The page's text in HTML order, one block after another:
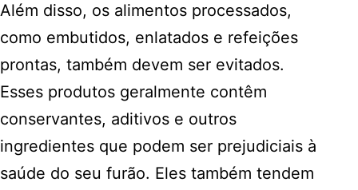
Além disso, os alimentos processados,
como embutidos, enlatados e refeições
prontas, também devem ser evitados.
Esses produtos geralmente contêm
conservantes, aditivos e outros
ingredientes que podem ser prejudiciais à
saúde do seu furão. Eles também tendem